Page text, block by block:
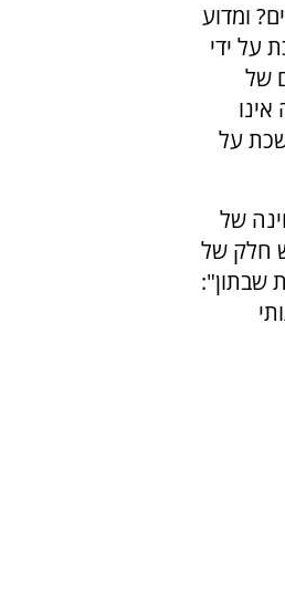
ומדוע
על ידי
של
על
של
חלק של
שבתון":